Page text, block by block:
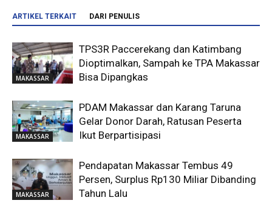
ARTIKEL TERKAIT DARI PENULIS
MAKASSAR
TPS3R Paccerekang dan Katimbang
Dioptimalkan, Sampah ke TPA Makassar
Bisa Dipangkas
MAKASSAR
PDAM Makassar dan Karang Taruna
Gelar Donor Darah, Ratusan Peserta
Ikut Berpartisipasi
MAKASSAR
Pendapatan Makassar Tembus 49
Persen, Surplus Rp130 Miliar Dibanding
Tahun Lalu